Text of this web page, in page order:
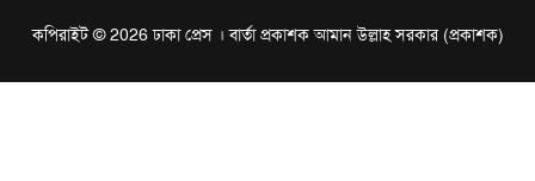
কপিরাইট © 2026 ঢাকা প্রেস । বার্তা প্রকাশক আমান উল্লাহ সরকার (প্রকাশক)